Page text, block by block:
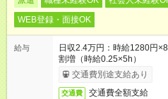
WEB登録・面接OK
給与
日収2.4万円：時給1280円
割増（時給0.25×5h）
交通費別途支給あり
交通費 交通費全額支給